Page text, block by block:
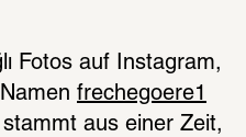
Fotos auf Instagram,
frechegoere1
aus einer Zeit,